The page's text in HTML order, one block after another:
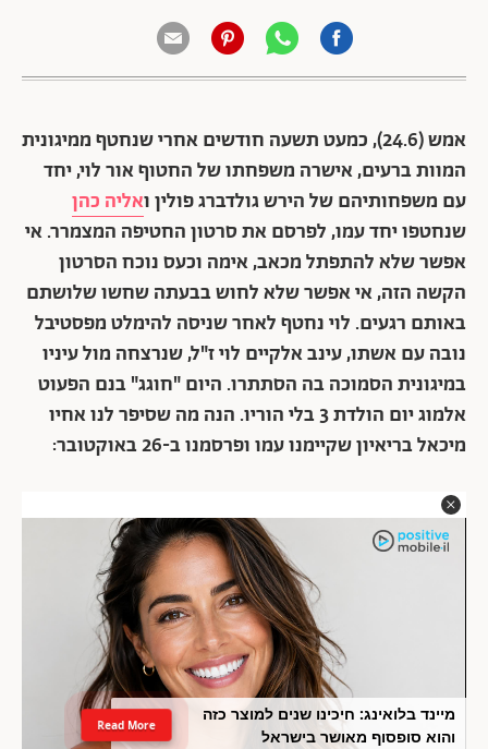
אמש (24.6), כמעט תשעה חודשים אחרי שנחטף ממיגונית
המוות ברעים, אישרה משפחתו של החטוף אור לוי, יחד
עם משפחותיהם של הירש גולדברג פולין ואליה כהן
שנחטפו יחד עמו, לפרסם את סרטון החטיפה המצמרר. אי
אפשר שלא להתפתל מכאב, אימה וכעס נוכח הסרטון
הקשה הזה, אי אפשר שלא לחוש בבעתה שחשו שלושתם
באותם רגעים. לוי נחטף לאחר שניסה להימלט מפסטיבל
נובה עם אשתו, עינב אלקיים לוי ז"ל, שנרצחה מול עיניו
במיגונית הסמוכה בה הסתתרו. היום "חוגג" בנם הפעוט
אלמוג יום הולדת 3 בלי הוריו. הנה מה שסיפר לנו אחיו
מיכאל בריאיון שקיימנו עמו ופרסמנו ב-26 באוקטובר:
מיינד בלואינג: חיכינו שנים למוצר כזה
והוא סופסוף מאושר בישראל
Read More